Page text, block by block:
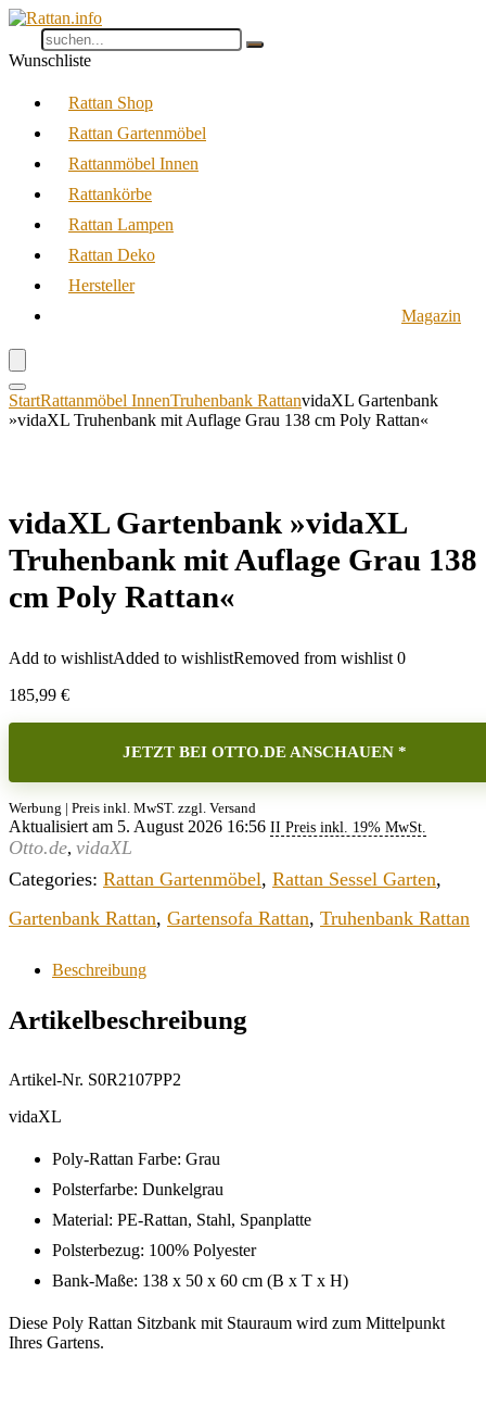
Wunschliste
Rattan Shop
Rattan Gartenmöbel
Rattanmöbel Innen
Rattankörbe
Rattan Lampen
Rattan Deko
Hersteller
Magazin
StartRattanmöbel InnenTruhenbank RattanvidaXL Gartenbank
»vidaXL Truhenbank mit Auflage Grau 138 cm Poly Rattan«
vidaXL Gartenbank »vidaXL
Truhenbank mit Auflage Grau 138
cm Poly Rattan«
Add to wishlistAdded to wishlistRemoved from wishlist 0
185,99 €
JETZT BEI OTTO.DE ANSCHAUEN *
Werbung | Preis inkl. MwST. zzgl. Versand
Aktualisiert am 5. August 2026 16:56 II Preis inkl. 19% MwSt.
Otto.de, vidaXL
Categories: Rattan Gartenmöbel, Rattan Sessel Garten,
Gartenbank Rattan, Gartensofa Rattan, Truhenbank Rattan
Beschreibung
Artikelbeschreibung
Artikel-Nr. S0R2107PP2
vidaXL
Poly-Rattan Farbe: Grau
Polsterfarbe: Dunkelgrau
Material: PE-Rattan, Stahl, Spanplatte
Polsterbezug: 100% Polyester
Bank-Maße: 138 x 50 x 60 cm (B x T x H)
Diese Poly Rattan Sitzbank mit Stauraum wird zum Mittelpunkt
Ihres Gartens.